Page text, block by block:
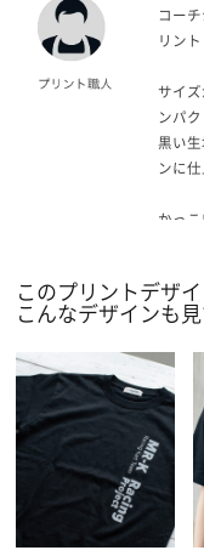
コー
リント
サイズ
ンパク
黒い生
ンに仕
かっ
このプリントデザ
こんなデザインも